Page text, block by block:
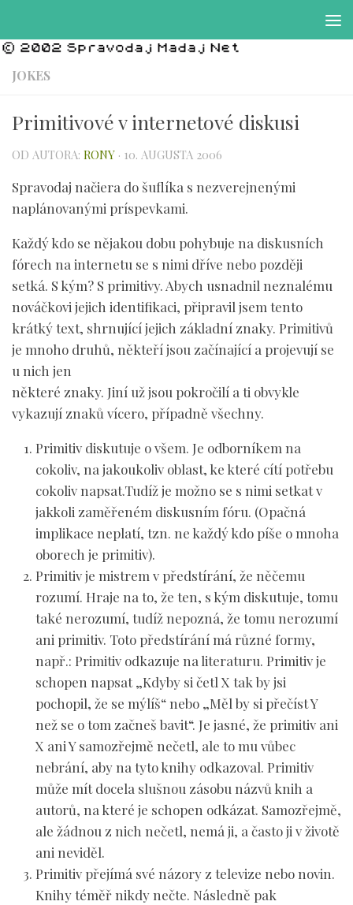
JOKES
Primitivové v internetové diskusi
OD AUTORA: RONY · 10. AUGUSTA 2006
Spravodaj načiera do šuflíka s nezverejnenými
naplánovanými príspevkami.
Každý kdo se nějakou dobu pohybuje na diskusních
fórech na internetu se s nimi dříve nebo později
setká. S kým? S primitivy. Abych usnadnil neznalému
nováčkovi jejich identifikaci, připravil jsem tento
krátký text, shrnující jejich základní znaky. Primitivů
je mnoho druhů, někteří jsou začínající a projevují se
u nich jen
některé znaky. Jiní už jsou pokročilí a ti obvykle
vykazují znaků vícero, případně všechny.
Primitiv diskutuje o všem. Je odborníkem na
cokoliv, na jakoukoliv oblast, ke které cítí potřebu
cokoliv napsat.Tudíž je možno se s nimi setkat v
jakkoli zaměřeném diskusním fóru. (Opačná
implikace neplatí, tzn. ne každý kdo píše o mnoha
oborech je primitiv).
Primitiv je mistrem v předstírání, že něčemu
rozumí. Hraje na to, že ten, s kým diskutuje, tomu
také nerozumí, tudíž nepozná, že tomu nerozumí
ani primitiv. Toto předstírání má různé formy,
např.: Primitiv odkazuje na literaturu. Primitiv je
schopen napsat „Kdyby si četl X tak by jsi
pochopil, že se mýlíš“ nebo „Měl by si přečíst Y
než se o tom začneš bavit“. Je jasné, že primitiv ani
X ani Y samozřejmě nečetl, ale to mu vůbec
nebrání, aby na tyto knihy odkazoval. Primitiv
může mít docela slušnou zásobu názvů knih a
autorů, na které je schopen odkázat. Samozřejmě,
ale žádnou z nich nečetl, nemá ji, a často ji v životě
ani neviděl.
Primitiv přejímá své názory z televize nebo novin.
Knihy téměř nikdy nečte. Následně pak